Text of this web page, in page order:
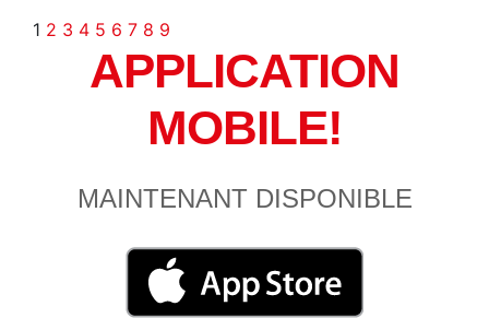
1 2 3 4 5 6 7 8 9
APPLICATION
MOBILE!
MAINTENANT DISPONIBLE